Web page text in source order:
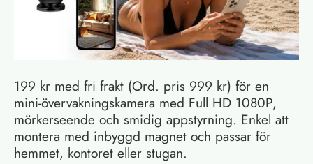
199 kr med fri frakt (Ord. pris 999 kr) för en
mini-övervakningskamera med Full HD 1080P,
mörkerseende och smidig appstyrning. Enkel att
montera med inbyggd magnet och passar för
hemmet, kontoret eller stugan.